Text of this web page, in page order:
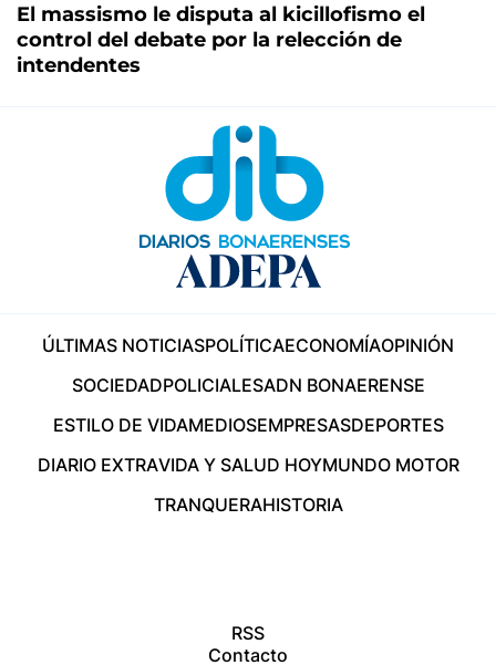
El massismo le disputa al kicillofismo el
control del debate por la relección de
intendentes
ÚLTIMAS NOTICIASPOLÍTICAECONOMÍAOPINIÓN
SOCIEDADPOLICIALESADN BONAERENSE
ESTILO DE VIDAMEDIOSEMPRESASDEPORTES
DIARIO EXTRAVIDA Y SALUD HOYMUNDO MOTOR
TRANQUERAHISTORIA
RSS
Contacto